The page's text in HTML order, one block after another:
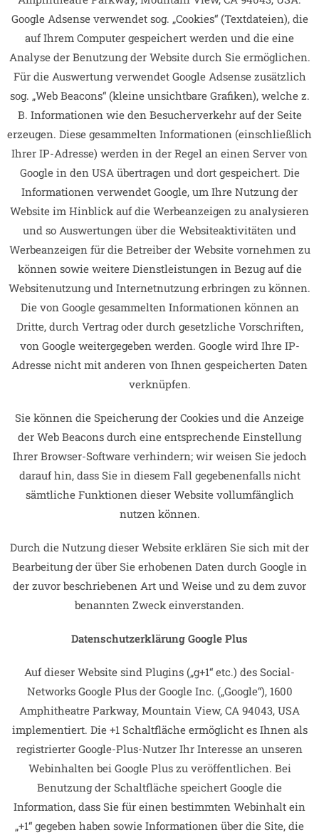
Google Adsense verwendet sog. „Cookies“ (Textdateien), die
auf Ihrem Computer gespeichert werden und die eine
Analyse der Benutzung der Website durch Sie ermöglichen.
Für die Auswertung verwendet Google Adsense zusätzlich
sog. „Web Beacons“ (kleine unsichtbare Grafiken), welche z.
B. Informationen wie den Besucherverkehr auf der Seite
erzeugen. Diese gesammelten Informationen (einschließlich
Ihrer IP-Adresse) werden in der Regel an einen Server von
Google in den USA übertragen und dort gespeichert. Die
Informationen verwendet Google, um Ihre Nutzung der
Website im Hinblick auf die Werbeanzeigen zu analysieren
und so Auswertungen über die Websiteaktivitäten und
Werbeanzeigen für die Betreiber der Website vornehmen zu
können sowie weitere Dienstleistungen in Bezug auf die
Websitenutzung und Internetnutzung erbringen zu können.
Die von Google gesammelten Informationen können an
Dritte, durch Vertrag oder durch gesetzliche Vorschriften,
von Google weitergegeben werden. Google wird Ihre IP-
Adresse nicht mit anderen von Ihnen gespeicherten Daten
verknüpfen.
Sie können die Speicherung der Cookies und die Anzeige
der Web Beacons durch eine entsprechende Einstellung
Ihrer Browser-Software verhindern; wir weisen Sie jedoch
darauf hin, dass Sie in diesem Fall gegebenenfalls nicht
sämtliche Funktionen dieser Website vollumfänglich
nutzen können.
Durch die Nutzung dieser Website erklären Sie sich mit der
Bearbeitung der über Sie erhobenen Daten durch Google in
der zuvor beschriebenen Art und Weise und zu dem zuvor
benannten Zweck einverstanden.
Datenschutzerklärung Google Plus
Auf dieser Website sind Plugins („g+1“ etc.) des Social-
Networks Google Plus der Google Inc. („Google“), 1600
Amphitheatre Parkway, Mountain View, CA 94043, USA
implementiert. Die +1 Schaltfläche ermöglicht es Ihnen als
registrierter Google-Plus-Nutzer Ihr Interesse an unseren
Webinhalten bei Google Plus zu veröffentlichen. Bei
Benutzung der Schaltfläche speichert Google die
Information, dass Sie für einen bestimmten Webinhalt ein
„+1“ gegeben haben sowie Informationen über die Site, die